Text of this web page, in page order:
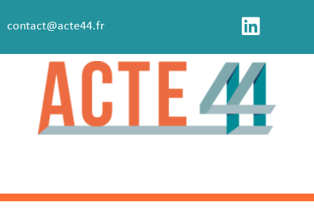
contact@acte44.fr